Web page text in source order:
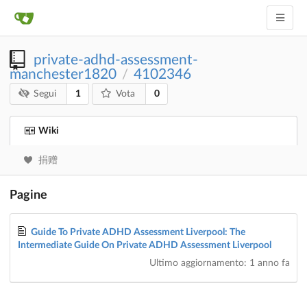
private-adhd-assessment-
manchester1820 / 4102346
Segui 1 Vota 0
Wiki
捐赠
Pagine
Guide To Private ADHD Assessment Liverpool: The
Intermediate Guide On Private ADHD Assessment Liverpool
Ultimo aggiornamento: 1 anno fa